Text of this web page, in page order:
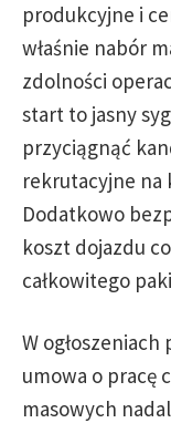
produkcyjne i
właśnie nabór
zdolności
start to jasny
przyciągnąć
rekrutacyjne na
Dodatkowo
koszt dojazdu
całkowitego
W
umowa o pracę
masowych